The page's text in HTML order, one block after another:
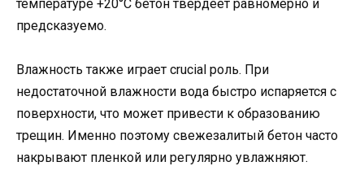
температуре +20°C бетон твердеет равномерно и
предсказуемо.
Влажность также играет crucial роль. При
недостаточной влажности вода быстро испаряется с
поверхности, что может привести к образованию
трещин. Именно поэтому свежезалитый бетон часто
накрывают пленкой или регулярно увлажняют.